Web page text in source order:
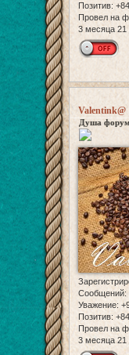
Позитив:
Провел на
3 месяца 21
Valentink@
Душа
Сообщений:
Уважение:
Позитив:
Провел на
3 месяца 21